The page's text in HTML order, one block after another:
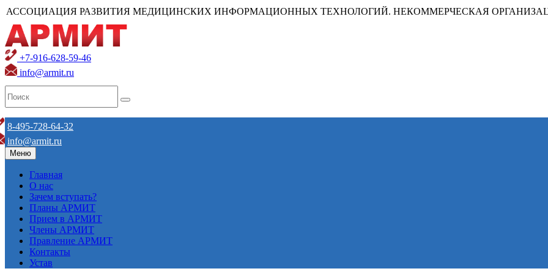
АССОЦИАЦИЯ РАЗВИТИЯ МЕДИЦИНСКИХ ИНФОРМАЦИОННЫХ ТЕХНОЛОГИЙ. НЕКОММЕРЧЕСКАЯ
+7-916-628-59-46
info@armit.ru
8-495-728-64-32
info@armit.ru
Меню
Главная
О нас
Зачем вступать?
Планы АРМИТ
Прием в АРМИТ
Члены АРМИТ
Правление АРМИТ
Контакты
Устав